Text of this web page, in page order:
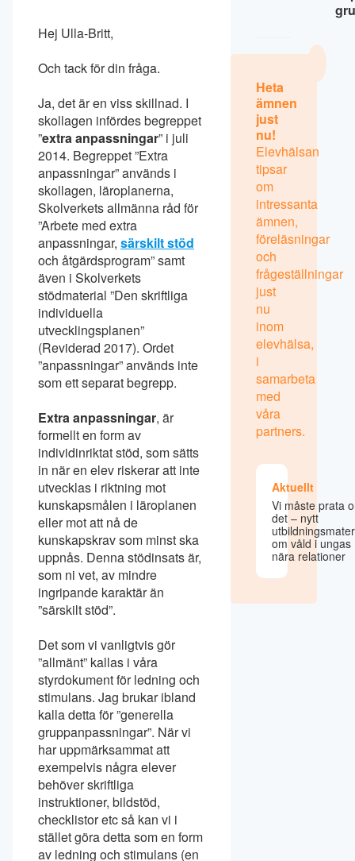
Hej Ulla-Britt,
Och tack för din fråga.
Ja, det är en viss skillnad. I
skollagen infördes begreppet
”extra anpassningar” i juli
2014. Begreppet ”Extra
anpassningar” används i
skollagen, läroplanerna,
Skolverkets allmänna råd för
”Arbete med extra
anpassningar, särskilt stöd
och åtgärdsprogram” samt
även i Skolverkets
stödmaterial ”Den skriftliga
individuella
utvecklingsplanen”
(Reviderad 2017). Ordet
”anpassningar” används inte
som ett separat begrepp.
Extra anpassningar, är
formellt en form av
individinriktat stöd, som sätts
in när en elev riskerar att inte
utvecklas i riktning mot
kunskapsmålen i läroplanen
eller mot att nå de
kunskapskrav som minst ska
uppnås. Denna stödinsats är,
som ni vet, av mindre
ingripande karaktär än
”särskilt stöd”.
Det som vi vanligtvis gör
”allmänt” kallas i våra
styrdokument för ledning och
stimulans. Jag brukar ibland
kalla detta för ”generella
gruppanpassningar”. När vi
har uppmärksammat att
exempelvis några elever
behöver skriftliga
instruktioner, bildstöd,
checklistor etc så kan vi i
stället göra detta som en form
av ledning och stimulans (en
Heta
ämnen
just
nu!
Elevhälsan
tipsar
om
intressanta
ämnen,
föreläsningar
och
frågeställningar
just
nu
inom
elevhälsa,
i
samarbeta
med
våra
partners.
Aktuellt
Vi måste prata
det – nytt
om våld i ungas
nära relationer